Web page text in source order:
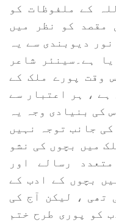
کے ملفوظات کو
مقصد کو نظر میں
دیوبندی سے یہ
ہے۔سینئر شاعر
وقت پورے ملک کے
ہے ، ہر اعتبار سے
کی بنیادی وجہ یہ
جانب توجہ نہیں
میں بچوں کی نشو
رسالے اور
بچوں کے ادب کے
تھی ، لیکن آج کی
کو پوری طرح ختم